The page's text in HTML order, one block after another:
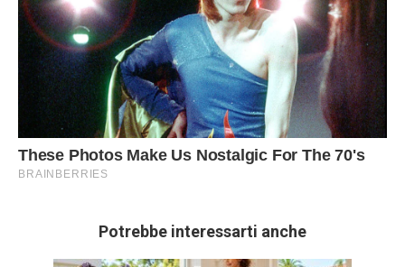
Potrebbe interessarti anche